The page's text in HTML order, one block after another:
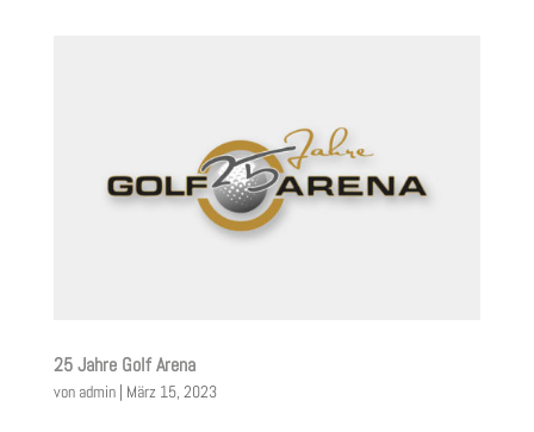
25 Jahre Golf Arena
von admin| März 15, 2023